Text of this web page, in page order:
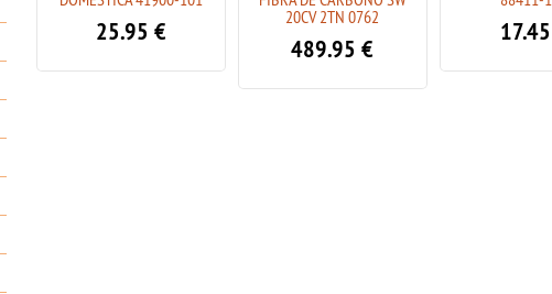
25.95 €
20CV 2TN 0762
489.95 €
17.45